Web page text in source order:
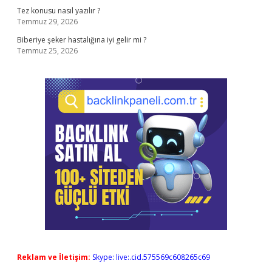
Tez konusu nasıl yazılır ?
Temmuz 29, 2026
Biberiye şeker hastalığına iyi gelir mi ?
Temmuz 25, 2026
Reklam ve İletişim: Skype: live:.cid.575569c608265c69